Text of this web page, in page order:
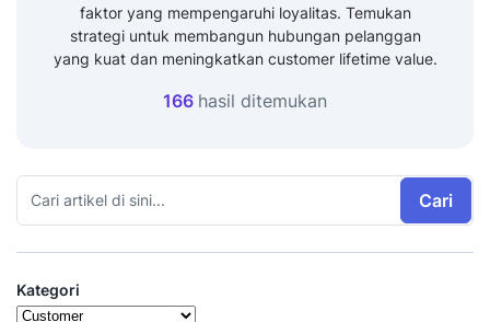
faktor yang mempengaruhi loyalitas. Temukan
strategi untuk membangun hubungan pelanggan
yang kuat dan meningkatkan customer lifetime value.
166 hasil ditemukan
Cari
Kategori